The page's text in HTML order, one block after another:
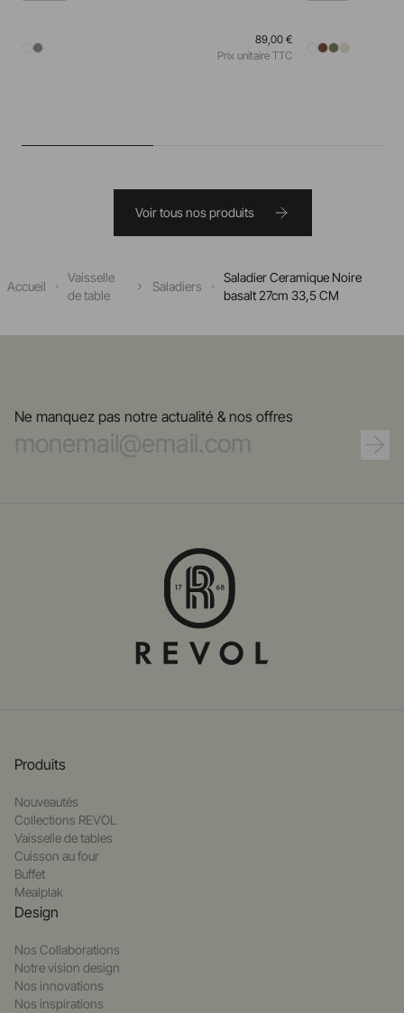
89,00 €
Prix unitaire TTC
Voir tous nos produits
Accueil
Vaisselle
de table
Saladiers
Saladier Ceramique Noire
basalt 27cm 33,5 CM
Ne manquez pas notre actualité & nos offres
Produits
Nouveautés
Collections REVOL
Vaisselle de tables
Cuisson au four
Buffet
Mealplak
Design
Nos Collaborations
Notre vision design
Nos innovations
Nos inspirations